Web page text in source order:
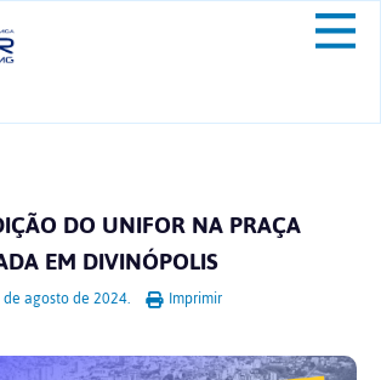
DO UNIFOR NA PRAÇA
EM DIVINÓPOLIS
agosto de 2024. Imprimir